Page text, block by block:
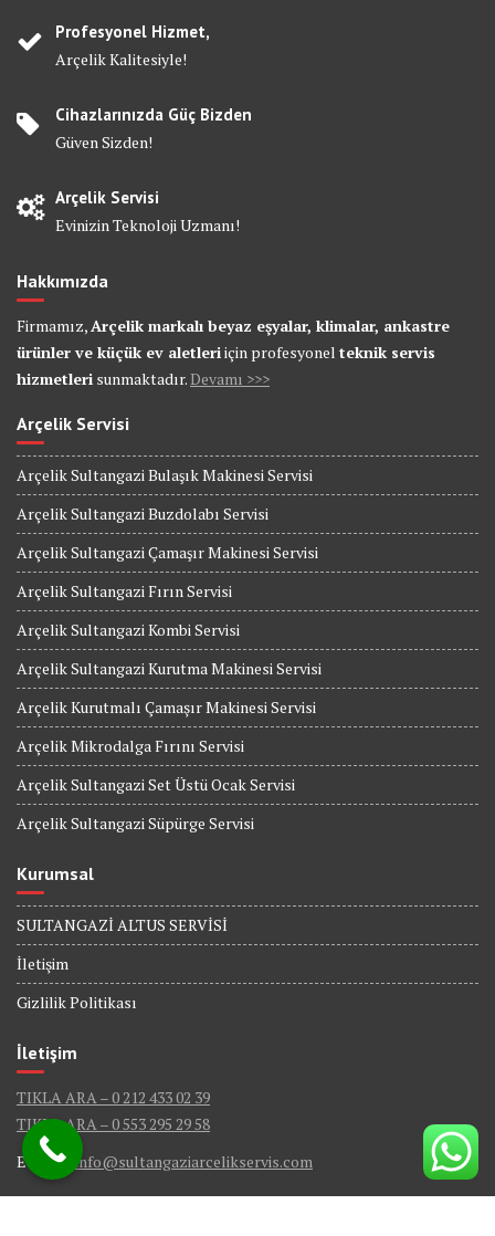
Profesyonel Hizmet,
Arçelik Kalitesiyle!
Cihazlarınızda Güç Bizden
Güven Sizden!
Arçelik Servisi
Evinizin Teknoloji Uzmanı!
Hakkımızda
Firmamız,Arçelik markalı beyaz eşyalar, klimalar, ankastre
ürünler ve küçük ev aletleriiçin profesyonel teknik servis
hizmetleri sunmaktadır.Devamı >>>
Arçelik Servisi
Arçelik Sultangazi Bulaşık Makinesi Servisi
Arçelik Sultangazi Buzdolabı Servisi
Arçelik Sultangazi Çamaşır Makinesi Servisi
Arçelik Sultangazi Fırın Servisi
Arçelik Sultangazi Kombi Servisi
Arçelik Sultangazi Kurutma Makinesi Servisi
Arçelik Kurutmalı Çamaşır Makinesi Servisi
Arçelik Mikrodalga Fırını Servisi
Arçelik Sultangazi Set Üstü Ocak Servisi
Arçelik Sultangazi Süpürge Servisi
Kurumsal
SULTANGAZİ ALTUS SERVİSİ
İletişim
Gizlilik Politikası
İletişim
TIKLA ARA – 0 212 433 02 39
TIKLA ARA – 0 553 295 29 58
E-Mail : info@sultangaziarcelikservis.com